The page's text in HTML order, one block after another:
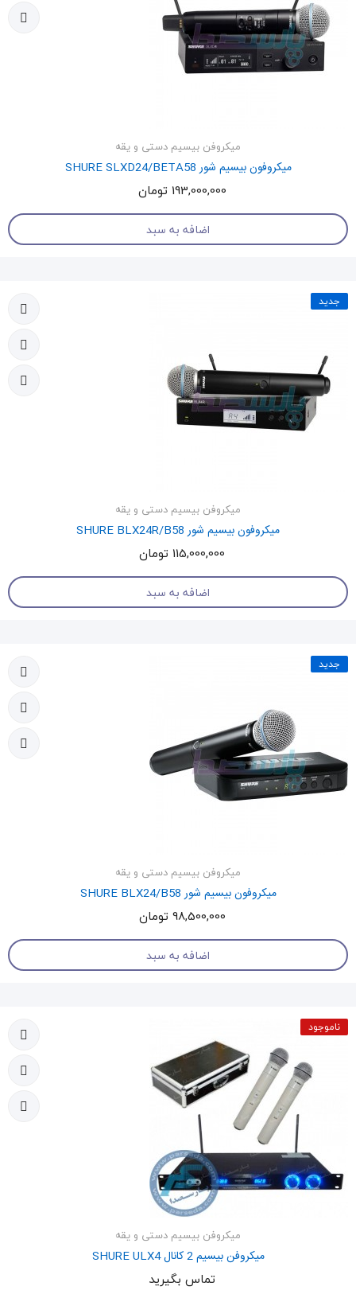
میکروفن بیسیم دستی و یقه
میکروفون بیسیم شور SHURE SLXD24/BETA58
193,000,000 تومان
اضافه به سبد
جدید
میکروفن بیسیم دستی و یقه
میکروفون بیسیم شور SHURE BLX24R/B58
115,000,000 تومان
اضافه به سبد
جدید
میکروفن بیسیم دستی و یقه
میکروفون بیسیم شور SHURE BLX24/B58
98,500,000 تومان
اضافه به سبد
ناموجود
میکروفن بیسیم دستی و یقه
میکروفن بیسیم 2 کانال SHURE ULX4
تماس بگیرید